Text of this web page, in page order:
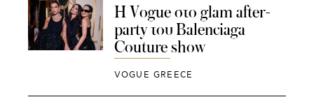
Η Vogue στο glam after-
party του Balenciaga
Couture show
VOGUE GREECE